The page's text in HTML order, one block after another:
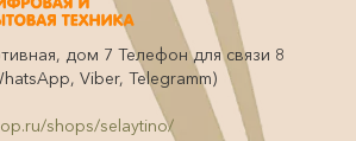
дом 7 Телефон для связи 8
Viber, Telegramm)
shops/selaytino/